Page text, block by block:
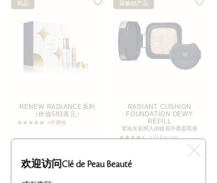
新品
RENEW RADIANCE系列
（价值583美元）
4个评分
加入购物袋 416.00美元
最畅销产品
RADIANT CUSHION
FOUNDATION DEWY
REFILL
塑造光彩照人的妆容并遮盖瑕疵
132 Ratings
加入购物袋
欢迎访问Clé de Peau Beauté